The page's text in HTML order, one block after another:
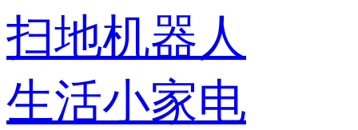
扫地机器人
生活小家电